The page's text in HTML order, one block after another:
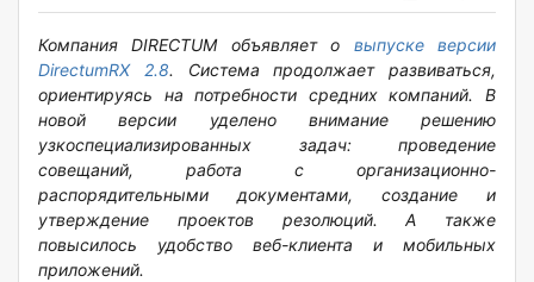
Компания DIRECTUM объявляет о выпуске версии
DirectumRX 2.8. Система продолжает развиваться,
ориентируясь на потребности средних компаний. В
новой версии уделено внимание решению
узкоспециализированных задач: проведение
совещаний, работа с организационно-
распорядительными документами, создание и
утверждение проектов резолюций. А также
повысилось удобство веб-клиента и мобильных
приложений.